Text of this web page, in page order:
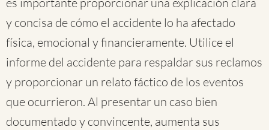
y concisa de cómo el accidente lo ha afectado
física, emocional y financieramente. Utilice el
informe del accidente para respaldar sus reclamos
y proporcionar un relato fáctico de los eventos
que ocurrieron. Al presentar un caso bien
documentado y convincente, aumenta sus